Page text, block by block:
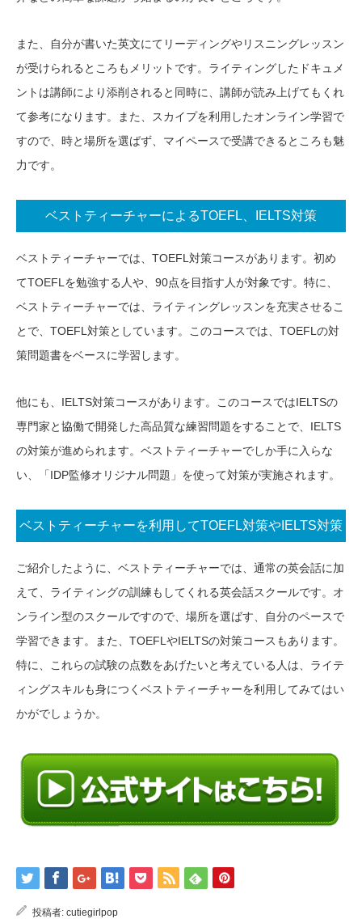
また、自分が書いた英文にてリーディングやリスニングレッスン
が受けられるところもメリットです。ライティングしたドキュメ
ントは講師により添削されると同時に、講師が読み上げてもくれ
て参考になります。また、スカイプを利用したオンライン学習で
すので、時と場所を選ばず、マイペースで受講できるところも魅
力です。
ベストティーチャーによるTOEFL、IELTS対策
ベストティーチャーでは、TOEFL対策コースがあります。初め
てTOEFLを勉強する人や、90点を目指す人が対象です。特に、
ベストティーチャーでは、ライティングレッスンを充実させるこ
とで、TOEFL対策としています。このコースでは、TOEFLの対
策問題書をベースに学習します。
他にも、IELTS対策コースがあります。このコースではIELTSの
専門家と協働で開発した高品質な練習問題をすることで、IELTS
の対策が進められます。ベストティーチャーでしか手に入らな
い、「IDP監修オリジナル問題」を使って対策が実施されます。
ベストティーチャーを利用してTOEFL対策やIELTS対策
ご紹介したように、ベストティーチャーでは、通常の英会話に加
えて、ライティングの訓練もしてくれる英会話スクールです。オ
ンライン型のスクールですので、場所を選ばす、自分のペースで
学習できます。また、TOEFLやIELTSの対策コースもあります。
特に、これらの試験の点数をあげたいと考えている人は、ライテ
ィングスキルも身につくベストティーチャーを利用してみてはい
かがでしょうか。
投稿者: cutiegirlpop